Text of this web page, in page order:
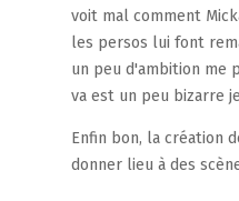
voit mal comment
les persos lui font
un peu d'ambition me
va est un peu bizarre
Enfin bon, la création
donner lieu à des